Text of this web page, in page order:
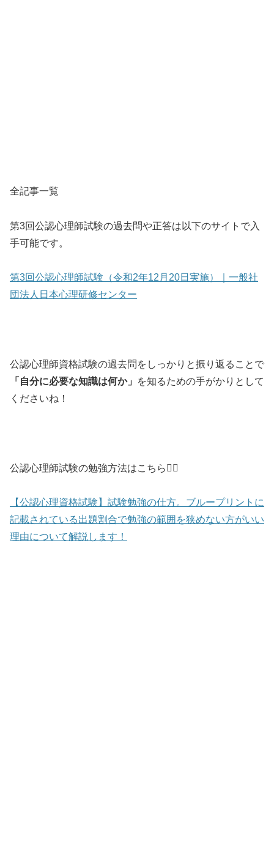
全記事一覧
第3回公認心理師試験の過去問や正答は以下のサイトで入
手可能です。
第3回公認心理師試験（令和2年12月20日実施）｜一般社
団法人日本心理研修センター
公認心理師資格試験の過去問をしっかりと振り返ることで
「自分に必要な知識は何か」
を知るための手がかりとして
くださいね！
公認心理師試験の勉強方法はこちら💁‍♀️
【公認心理資格試験】試験勉強の仕方。ブループリントに
記載されている出題割合で勉強の範囲を狭めない方がいい
理由について解説します！